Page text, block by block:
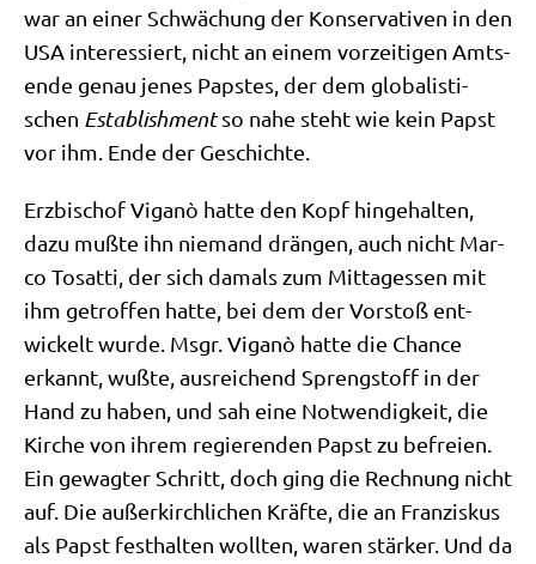
war an einer Schwä­chung der Kon­ser­va­ti­ven in den
USA inter­es­siert, nicht an einem vor­zei­ti­gen Amt­s­
en­de genau jenes Pap­stes, der dem glo­ba­li­sti­
schen Estab­lish­mentso nahe steht wie kein Papst
vor ihm. Ende der Geschichte.
Erz­bi­schof Viganò hat­te den Kopf hin­ge­hal­ten,
dazu muß­te ihn nie­mand drän­gen, auch nicht Mar­
co Tosat­ti, der sich damals zum Mit­tag­essen mit
ihm getrof­fen hat­te, bei dem der Vor­stoß ent­
wickelt wur­de. Msgr. Viganò hat­te die Chan­ce
erkannt, wuß­te, aus­rei­chend Spreng­stoff in der
Hand zu haben, und sah eine Not­wen­dig­keit, die
Kir­che von ihrem regie­ren­den Papst zu befrei­en.
Ein gewag­ter Schritt, doch ging die Rech­nung nicht
auf. Die außer­kirch­li­chen Kräf­te, die an Fran­zis­kus
als Papst fest­hal­ten woll­ten, waren stär­ker. Und da